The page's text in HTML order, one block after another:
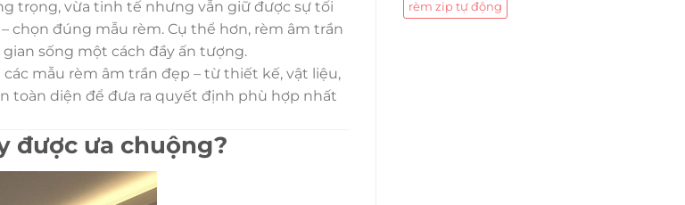
trọng, vừa tinh tế nhưng vẫn giữ được sự tối
chọn đúng mẫu rèm. Cụ thể hơn, rèm âm trần
sống một cách đầy ấn tượng.
mẫu rèm âm trần đẹp – từ thiết kế, vật liệu,
toàn diện để đưa ra quyết định phù hợp nhất
được ưa chuộng?
rèm zip tự động